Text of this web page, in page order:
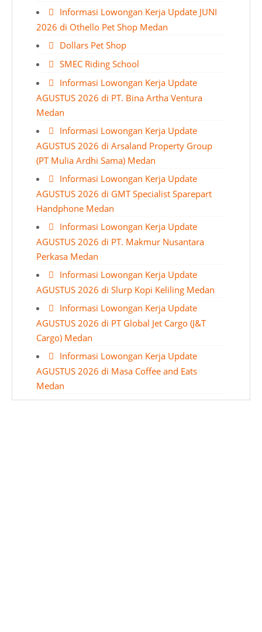
Informasi Lowongan Kerja Update JUNI
2026 di Othello Pet Shop Medan
Dollars Pet Shop
SMEC Riding School
Informasi Lowongan Kerja Update
AGUSTUS 2026 di PT. Bina Artha Ventura
Medan
Informasi Lowongan Kerja Update
AGUSTUS 2026 di Arsaland Property Group
(PT Mulia Ardhi Sama) Medan
Informasi Lowongan Kerja Update
AGUSTUS 2026 di GMT Specialist Sparepart
Handphone Medan
Informasi Lowongan Kerja Update
AGUSTUS 2026 di PT. Makmur Nusantara
Perkasa Medan
Informasi Lowongan Kerja Update
AGUSTUS 2026 di Slurp Kopi Keliling Medan
Informasi Lowongan Kerja Update
AGUSTUS 2026 di PT Global Jet Cargo (J&T
Cargo) Medan
Informasi Lowongan Kerja Update
AGUSTUS 2026 di Masa Coffee and Eats
Medan